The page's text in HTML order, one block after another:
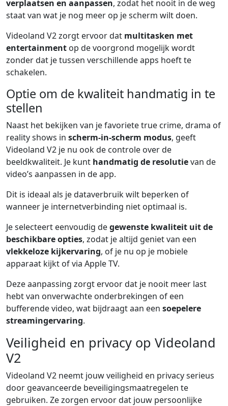
verplaatsen en aanpassen, zodat het nooit in de weg
staat van wat je nog meer op je scherm wilt doen.
Videoland V2 zorgt ervoor dat multitasken met
entertainment op de voorgrond mogelijk wordt
zonder dat je tussen verschillende apps hoeft te
schakelen.
Optie om de kwaliteit handmatig in te
stellen
Naast het bekijken van je favoriete true crime, drama of
reality shows in scherm-in-scherm modus, geeft
Videoland V2 je nu ook de controle over de
beeldkwaliteit. Je kunt handmatig de resolutievan de
video’s aanpassen in de app.
Dit is ideaal als je dataverbruik wilt beperken of
wanneer je internetverbinding niet optimaal is.
Je selecteert eenvoudig degewenste kwaliteit uit de
beschikbare opties, zodat je altijd geniet van een
vlekkeloze kijkervaring, of je nu op je mobiele
apparaat kijkt of via Apple TV.
Deze aanpassing zorgt ervoor dat je nooit meer last
hebt van onverwachte onderbrekingen of een
bufferende video, wat bijdraagt aan een soepelere
streamingervaring.
Veiligheid en privacy op Videoland
V2
Videoland V2 neemt jouw veiligheid en privacy serieus
door geavanceerde beveiligingsmaatregelen te
gebruiken. Ze zorgen ervoor dat jouw persoonlijke